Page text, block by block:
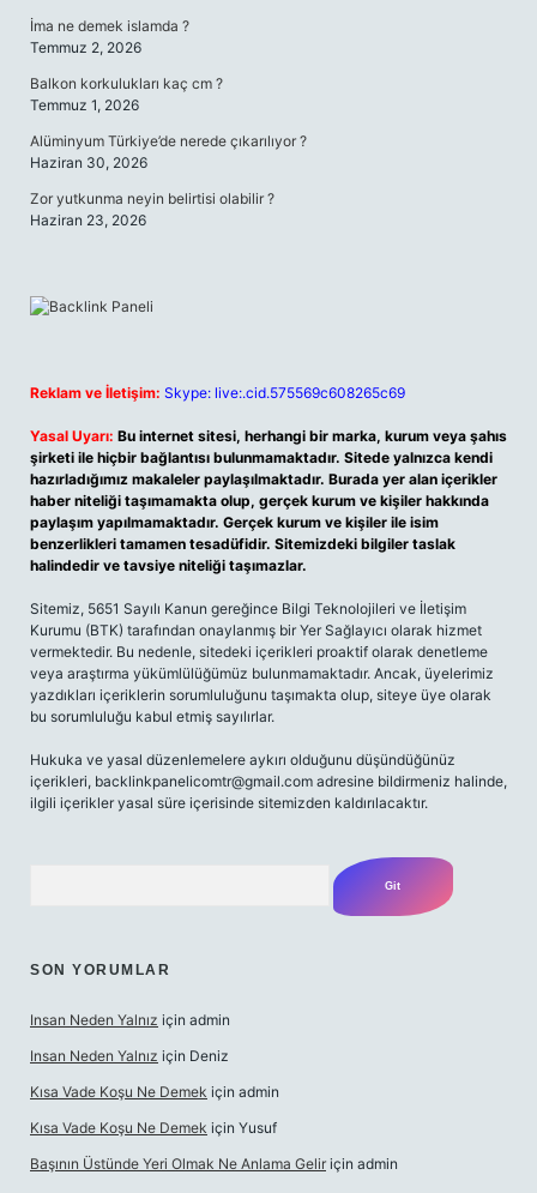
İma ne demek islamda ?
Temmuz 2, 2026
Balkon korkulukları kaç cm ?
Temmuz 1, 2026
Alüminyum Türkiye’de nerede çıkarılıyor ?
Haziran 30, 2026
Zor yutkunma neyin belirtisi olabilir ?
Haziran 23, 2026
Reklam ve İletişim: Skype: live:.cid.575569c608265c69
Yasal Uyarı: Bu internet sitesi, herhangi bir marka, kurum veya şahıs
şirketi ile hiçbir bağlantısı bulunmamaktadır. Sitede yalnızca kendi
hazırladığımız makaleler paylaşılmaktadır. Burada yer alan içerikler
haber niteliği taşımamakta olup, gerçek kurum ve kişiler hakkında
paylaşım yapılmamaktadır. Gerçek kurum ve kişiler ile isim
benzerlikleri tamamen tesadüfidir. Sitemizdeki bilgiler taslak
halindedir ve tavsiye niteliği taşımazlar.
Sitemiz, 5651 Sayılı Kanun gereğince Bilgi Teknolojileri ve İletişim
Kurumu (BTK) tarafından onaylanmış bir Yer Sağlayıcı olarak hizmet
vermektedir. Bu nedenle, sitedeki içerikleri proaktif olarak denetleme
veya araştırma yükümlülüğümüz bulunmamaktadır. Ancak, üyelerimiz
yazdıkları içeriklerin sorumluluğunu taşımakta olup, siteye üye olarak
bu sorumluluğu kabul etmiş sayılırlar.
Hukuka ve yasal düzenlemelere aykırı olduğunu düşündüğünüz
içerikleri, backlinkpanelicomtr@gmail.com adresine bildirmeniz halinde,
ilgili içerikler yasal süre içerisinde sitemizden kaldırılacaktır.
SON YORUMLAR
Insan Neden Yalnız için admin
Insan Neden Yalnız için Deniz
Kısa Vade Koşu Ne Demek için admin
Kısa Vade Koşu Ne Demek için Yusuf
Başının Üstünde Yeri Olmak Ne Anlama Gelir için admin